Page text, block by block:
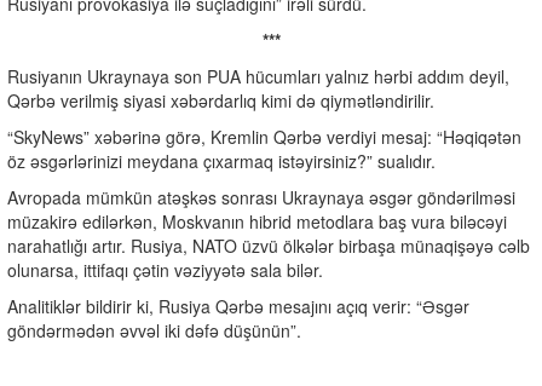
***
Rusiyanın Ukraynaya son PUA hücumları yalnız hərbi addım deyil,
Qərbə verilmiş siyasi xəbərdarlıq kimi də qiymətləndirilir.
“SkyNews” xəbərinə görə, Kremlin Qərbə verdiyi mesaj: “Həqiqətən
öz əsgərlərinizi meydana çıxarmaq istəyirsiniz?” sualıdır.
Avropada mümkün atəşkəs sonrası Ukraynaya əsgər göndərilməsi
müzakirə edilərkən, Moskvanın hibrid metodlara baş vura biləcəyi
narahatlığı artır. Rusiya, NATO üzvü ölkələr birbaşa münaqişəyə cəlb
olunarsa, ittifaqı çətin vəziyyətə sala bilər.
Analitiklər bildirir ki, Rusiya Qərbə mesajını açıq verir: “Əsgər
göndərmədən əvvəl iki dəfə düşünün”.